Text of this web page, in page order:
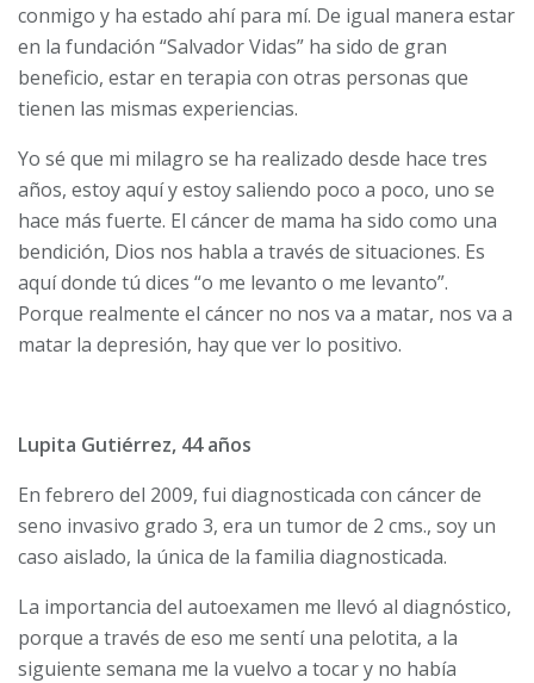
conmigo y ha estado ahí para mí. De igual manera estar
en la fundación “Salvador Vidas” ha sido de gran
beneficio, estar en terapia con otras personas que
tienen las mismas experiencias.
Yo sé que mi milagro se ha realizado desde hace tres
años, estoy aquí y estoy saliendo poco a poco, uno se
hace más fuerte. El cáncer de mama ha sido como una
bendición, Dios nos habla a través de situaciones. Es
aquí donde tú dices “o me levanto o me levanto”.
Porque realmente el cáncer no nos va a matar, nos va a
matar la depresión, hay que ver lo positivo.
Lupita Gutiérrez, 44 años
En febrero del 2009, fui diagnosticada con cáncer de
seno invasivo grado 3, era un tumor de 2 cms., soy un
caso aislado, la única de la familia diagnosticada.
La importancia del autoexamen me llevó al diagnóstico,
porque a través de eso me sentí una pelotita, a la
siguiente semana me la vuelvo a tocar y no había